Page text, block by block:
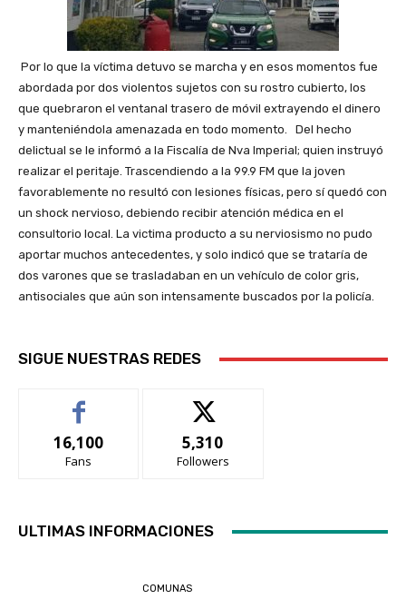
Por lo que la víctima detuvo se marcha y en esos momentos fue
abordada por dos violentos sujetos con su rostro cubierto, los
que quebraron el ventanal trasero de móvil extrayendo el dinero
y manteniéndola amenazada en todo momento. Del hecho
delictual se le informó a la Fiscalía de Nva Imperial; quien instruyó
realizar el peritaje. Trascendiendo a la 99.9 FM que la joven
favorablemente no resultó con lesiones físicas, pero sí quedó con
un shock nervioso, debiendo recibir atención médica en el
consultorio local. La victima producto a su nerviosismo no pudo
aportar muchos antecedentes, y solo indicó que se trataría de
dos varones que se trasladaban en un vehículo de color gris,
antisociales que aún son intensamente buscados por la policía.
SIGUE NUESTRAS REDES
16,100
Fans
5,310
Followers
ULTIMAS INFORMACIONES
COMUNAS